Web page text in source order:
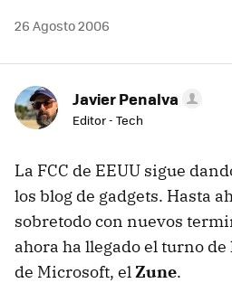
26 Agosto 2006
Javier Penalva
Editor - Tech
La FCC de EEUU sigue
los blog de gadgets. Hasta
sobretodo con nuevos
ahora ha llegado el turno de
de Microsoft, elZune.